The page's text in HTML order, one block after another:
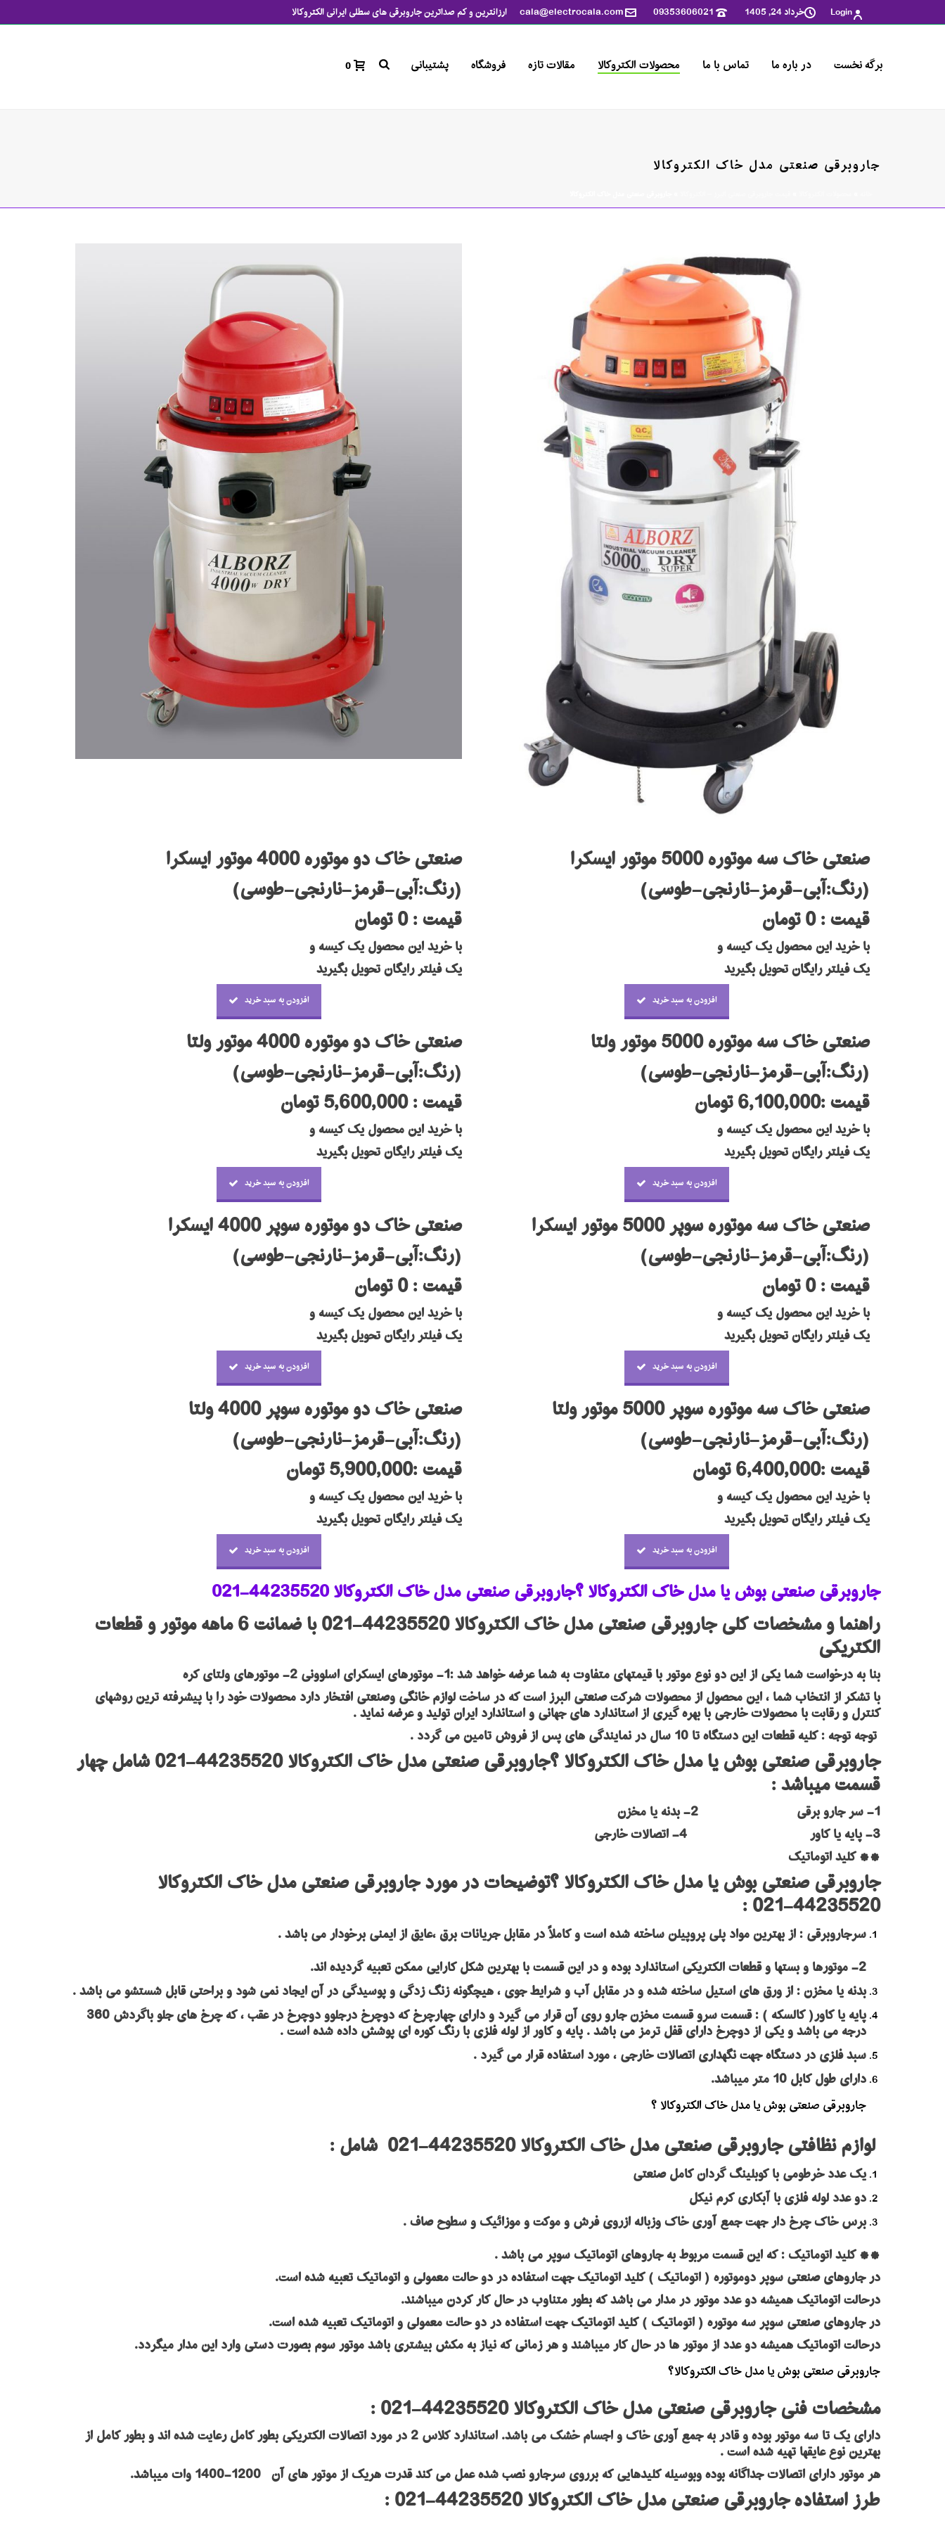
6E3C38C0FFB1238CF50C471ADD080322
خرداد 24, 1405 09353606021
cala@electrocala.com ارزانترین و کم صداترین جاروبرقی های سطلی ایرانی الکتروکالا Login
برگه نخست در باره ما تماس با ما محصولات الکتروکالا مقالات تازه فروشگاه پشتیبانی 0
جاروبرقی صنعتی مدل خاک الکتروکالا
صنعتی خاک سه موتوره 5000 موتور ایسکرا
(رنگ:آبی-قرمز-نارنجی-طوسی)
قیمت : 0 تومان
با خرید این محصول یک کیسه و
یک فیلتر رایگان تحویل بگیرید
افزودن به سبد خرید
صنعتی خاک سه موتوره 5000 موتور ولتا
(رنگ:آبی-قرمز-نارنجی-طوسی)
قیمت :6,100,000 تومان
با خرید این محصول یک کیسه و
یک فیلتر رایگان تحویل بگیرید
افزودن به سبد خرید
صنعتی خاک سه موتوره سوپر 5000 موتور ایسکرا
(رنگ:آبی-قرمز-نارنجی-طوسی)
قیمت : 0 تومان
با خرید این محصول یک کیسه و
یک فیلتر رایگان تحویل بگیرید
افزودن به سبد خرید
صنعتی خاک سه موتوره سوپر 5000 موتور ولتا
(رنگ:آبی-قرمز-نارنجی-طوسی)
قیمت :6,400,000 تومان
با خرید این محصول یک کیسه و
یک فیلتر رایگان تحویل بگیرید
افزودن به سبد خرید
صنعتی خاک دو موتوره 4000 موتور ایسکرا
(رنگ:آبی-قرمز-نارنجی-طوسی)
قیمت : 0 تومان
با خرید این محصول یک کیسه و
یک فیلتر رایگان تحویل بگیرید
افزودن به سبد خرید
صنعتی خاک دو موتوره 4000 موتور ولتا
(رنگ:آبی-قرمز-نارنجی-طوسی)
قیمت : 5,600,000 تومان
با خرید این محصول یک کیسه و
یک فیلتر رایگان تحویل بگیرید
افزودن به سبد خرید
صنعتی خاک دو موتوره سوپر 4000 ایسکرا
(رنگ:آبی-قرمز-نارنجی-طوسی)
قیمت : 0 تومان
با خرید این محصول یک کیسه و
یک فیلتر رایگان تحویل بگیرید
افزودن به سبد خرید
صنعتی خاک دو موتوره سوپر 4000 ولتا
(رنگ:آبی-قرمز-نارنجی-طوسی)
قیمت :5,900,000 تومان
با خرید این محصول یک کیسه و
یک فیلتر رایگان تحویل بگیرید
افزودن به سبد خرید
جاروبرقی صنعتی بوش یا مدل خاک الکتروکالا ؟جاروبرقی صنعتی مدل خاک الکتروکالا 44235520-021
راهنما و مشخصات کلی جاروبرقی صنعتی مدل خاک الکتروکالا 44235520-021 با ضمانت 6 ماهه موتور و قطعات
الکتریکی
بنا به درخواست شما یکی از این دو نوع موتور با قیمتهای متفاوت به شما عرضه خواهد شد :1- موتورهای ایسکرای اسلوونی 2- موتورهای ولتای کره
با تشکر از انتخاب شما ، این محصول از محصولات شرکت صنعتی البرز است که در ساخت لوازم خانگی وصنعتی افتخار دارد محصولات خود را با پیشرفته ترین روشهای
کنترل و رقابت با محصولات خارجی با بهره گیری از استاندارد های جهانی و استاندارد ایران تولید و عرضه نماید .
توجه توجه : کلیه قطعات این دستگاه تا 10 سال در نمایندگی های پس از فروش تامین می گردد .
جاروبرقی صنعتی بوش یا مدل خاک الکتروکالا ؟جاروبرقی صنعتی مدل خاک الکتروکالا 44235520-021 شامل چهار
قسمت میباشد :
1- سر جارو برقی 2- بدنه یا مخزن
3- پایه یا کاور 4- اتصالات خارجی
** کلید اتوماتیک
جاروبرقی صنعتی بوش یا مدل خاک الکتروکالا ؟توضیحات در مورد جاروبرقی صنعتی مدل خاک الکتروکالا
44235520-021 :
سرجاروبرقی : از بهترین مواد پلی پروپیلن ساخته شده است و کاملاً در مقابل جریانات برق ،عایق از ایمنی برخودار می باشد .
بدنه یا مخزن : از ورق های استیل ساخته شده و در مقابل آب و شرایط جوی ، هیچگونه زنگ زدگی و پوسیدگی در آن ایجاد نمی شود و براحتی قابل شستشو می باشد .
پایه یا کاور( کالسکه ) : قسمت سرو قسمت مخزن جارو روی آن قرار می گیرد و دارای چهارچرخ که دوچرخ درجلوو دوچرخ در عقب ، که چرخ های جلو باگردش 360
درجه می باشد و یکی از دوچرخ دارای قفل ترمز می باشد . پایه و کاور از لوله فلزی با رنگ کوره ای پوشش داده شده است .
سبد فلزی در دستگاه جهت نگهداری اتصالات خارجی ، مورد استفاده قرار می گیرد .
دارای طول کابل 10 متر میباشد.
جاروبرقی صنعتی بوش یا مدل خاک الکتروکالا ؟
لوازم نظافتی جاروبرقی صنعتی مدل خاک الکتروکالا 44235520-021 شامل :
یک عدد خرطومی با کوبلینگ گردان کامل صنعتی
دو عدد لوله فلزی با آبکاری کرم نیکل
برس خاک چرخ دار جهت جمع آوری خاک وزباله ازروی فرش و موکت و موزائیک و سطوح صاف .
** کلید اتوماتیک : که این قسمت مربوط به جاروهای اتوماتیک سوپر می باشد .
در جاروهای صنعتی سوپر دوموتوره ( اتوماتیک ) کلید اتوماتیک جهت استفاده در دو حالت معمولی و اتوماتیک تعبیه شده است.
درحالت اتوماتیک همیشه دو عدد موتور در مدار می باشد که بطور متناوب در حال کار کردن میباشند.
در جاروهای صنعتی سوپر سه موتوره ( اتوماتیک ) کلید اتوماتیک جهت استفاده در دو حالت معمولی و اتوماتیک تعبیه شده است.
درحالت اتوماتیک همیشه دو عدد از موتور ها در حال کار میباشند و هر زمانی که نیاز به مکش بیشتری باشد موتور سوم بصورت دستی وارد این مدار میگردد.
جاروبرقی صنعتی بوش یا مدل خاک الکتروکالا؟
مشخصات فنی جاروبرقی صنعتی مدل خاک الکتروکالا 44235520-021 :
دارای یک تا سه موتور بوده و قادر به جمع آوری خاک و اجسام خشک می باشد. استاندارد کلاس 2 در مورد اتصالات الکتریکی بطور کامل رعایت شده اند و بطور کامل از
بهترین نوع عایقها تهیه شده است .
هر موتور دارای اتصالات جداگانه بوده وبوسیله کلیدهایی که برروی سرجارو نصب شده عمل می کند قدرت هریک از موتور های آن 1200-1400 وات میباشد.
طرز استفاده جاروبرقی صنعتی مدل خاک الکتروکالا 44235520-021 :